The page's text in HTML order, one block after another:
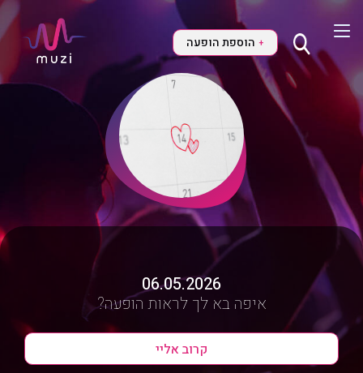
+ הוספת הופעה
06.05.2026
איפה בא לך לראות הופעה?